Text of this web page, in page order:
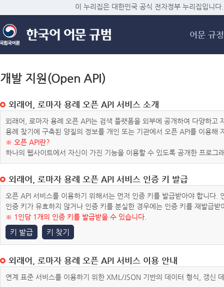
메
이 누리집은 대한민국 공식 전자정부 누리집입니다.
어문 규정
개발 지원(Open API)
외래어, 로마자 용례 오픈 API 서비스 소개
외래어, 로마자 용례 오픈 API는 검색 플랫폼을 외부에 공개하여 다양하
용례 찾기에 구축된 양질의 정보를 개인 또는 기관에서 오픈 API를 이용해
※ 오픈 API란?
하나의 웹사이트에서 자신이 가진 기능을 이용할 수 있도록 공개한 프로그
외래어, 로마자 용례 오픈 API 서비스 인증 키 발급
오픈 API 서비스를 이용하기 위해서는 먼저 인증 키를 발급받아야 합니다
인증 키가 유효하지 않거나 인증 키를 분실한 경우에는 인증 키를 재발급받
※ 1인당 1개의 인증 키를 발급받을 수 있습니다.
키 발급 키 찾기
외래어, 로마자 용례 오픈 API 서비스 이용 안내
연계 표준 서비스를 이용하기 위한 XML/JSON 기반의 데이터 형식, 갱신